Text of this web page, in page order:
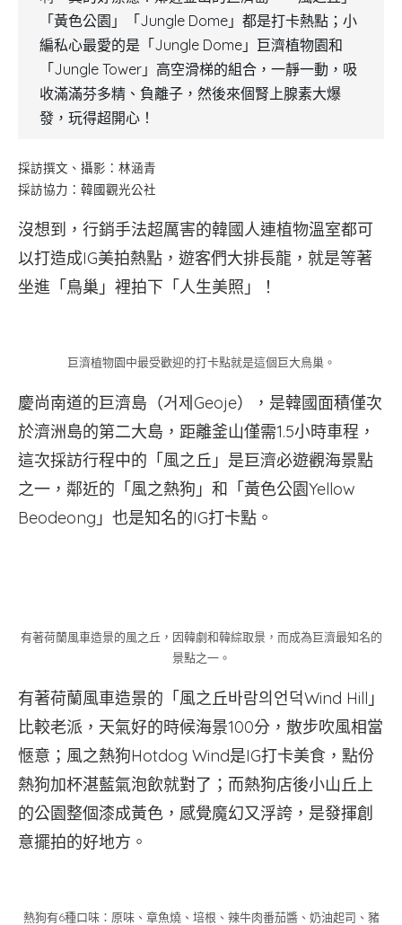
「黃色公園」「Jungle Dome」都是打卡熱點；小
編私心最愛的是「Jungle Dome」巨濟植物園和
「Jungle Tower」高空滑梯的組合，一靜一動，吸
收滿滿芬多精、負離子，然後來個腎上腺素大爆
發，玩得超開心！
採訪撰文、攝影：林涵青
採訪協力：韓國觀光公社
沒想到，行銷手法超厲害的韓國人連植物溫室都可
以打造成IG美拍熱點，遊客們大排長龍，就是等著
坐進「鳥巢」裡拍下「人生美照」！
巨濟植物園中最受歡迎的打卡點就是這個巨大鳥巢。
慶尚南道的巨濟島（거제Geoje），是韓國面積僅次
於濟洲島的第二大島，距離釜山僅需1.5小時車程，
這次採訪行程中的「風之丘」是巨濟必遊觀海景點
之一，鄰近的「風之熱狗」和「黃色公園Yellow
Beodeong」也是知名的IG打卡點。
有著荷蘭風車造景的風之丘，因韓劇和韓綜取景，而成為巨濟最知名的
景點之一。
有著荷蘭風車造景的「風之丘바람의언덕Wind Hill」
比較老派，天氣好的時候海景100分，散步吹風相當
愜意；風之熱狗Hotdog Wind是IG打卡美食，點份
熱狗加杯湛藍氣泡飲就對了；而熱狗店後小山丘上
的公園整個漆成黃色，感覺魔幻又浮誇，是發揮創
意擺拍的好地方。
熱狗有6種口味：原味、章魚燒、培根、辣牛肉番茄醬、奶油起司、豬